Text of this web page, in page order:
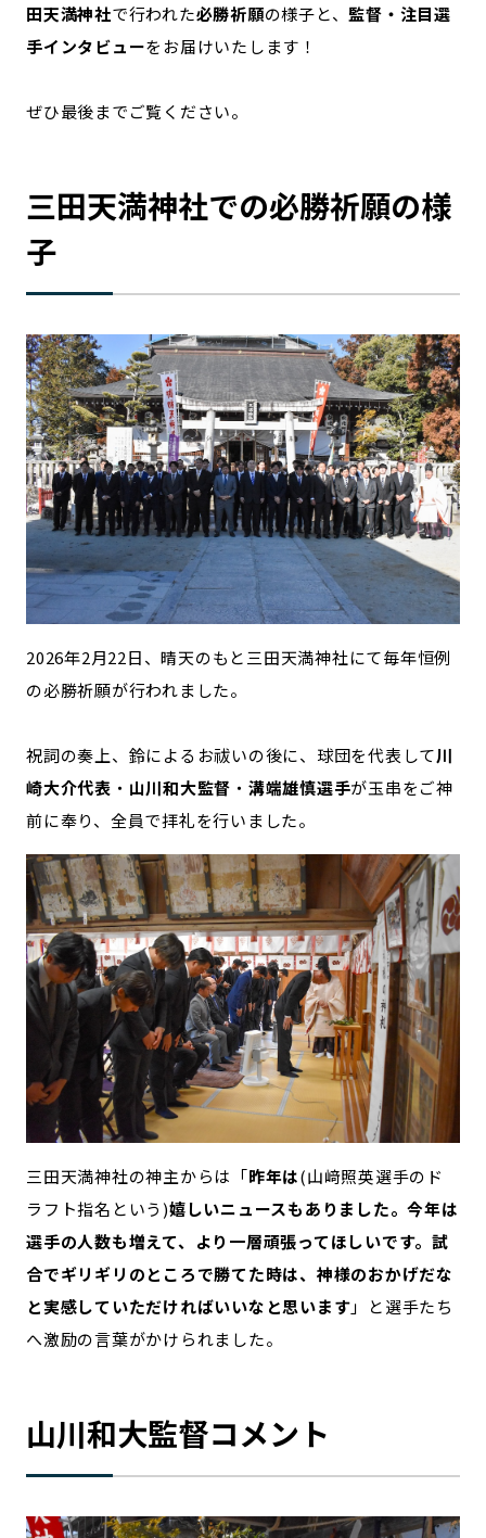
田天満神社で行われた必勝祈願の様子と、 監督・注目選
手インタビューをお届けいたします！
ぜひ最後までご覧ください。
三田天満神社での必勝祈願の様
子
2026年2月22日、晴天のもと三田天満神社にて毎年恒例
の必勝祈願が行われました。
祝詞の奏上、鈴によるお祓いの後に、球団を代表して川
崎大介代表 ・ 山川和大監督 ・ 溝端雄慎選手が玉串をご神
前に奉り、全員で拝礼を行いました。
三田天満神社の神主からは「昨年は(山﨑照英選手のド
ラフト指名という)嬉しいニュースもありました。今年は
選手の人数も増えて、より一層頑張ってほしいです。試
合でギリギリのところで勝てた時は、神様のおかげだな
と実感していただければいいなと思います」と選手たち
へ激励の言葉がかけられました。
山川和大監督コメント